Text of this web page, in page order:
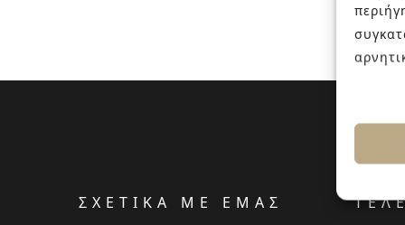
ΣΧΕΤΙΚΑ ΜΕ ΕΜΑΣ